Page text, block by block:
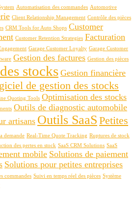
Automatisation des commandes Automotive
Client Relationship Management Contrôle des pièces
CRM Tools for Auto Shops Customer
Customer Retention Strategies Facturation
Garage Customer Loyalty Garage Customer
Gestion des factures Gestion des pièces
stocks Gestion financière
de gestion des stocks
Quoting Tools Optimisation des stocks
Outils de diagnostic automobile
artisans Outils SaaS Petites
demande Real-Time Quote Tracking Ruptures de stock
des pertes en stock SaaS CRM Solutions SaaS
mobile Solutions de paiement
Solutions pour petites entreprises
commandes Suivi en temps réel des pièces Système